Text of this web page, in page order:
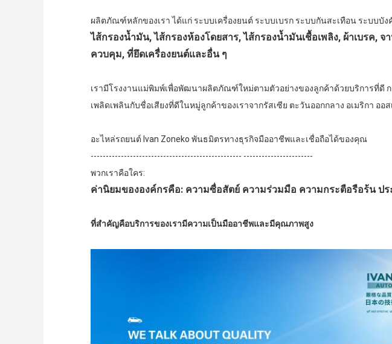
ผลิตภัณฑ์หลักของเรา ได้แก่ ระบบเครื่องยนต์ ระบบเบรก ระบบกันสะเทือน ระบบบั
ไส้กรองน้ำมัน, ไส้กรองห้องโดยสาร, ไส้กรองน้ำมันเชื้อเพลิง, ผ้าเบรค
ควบคุม, ที่ยึดเครื่องยนต์และอื่น ๆ
เรามีโรงงานแม่พิมพ์เพื่อพัฒนาผลิตภัณฑ์ใหม่ตามตัวอย่างของลูกค้าด้วยบริการที่
เพลิดเพลินกับชื่อเสียงที่ดีในหมู่ลูกค้าของเราจากรัสเซีย ตะวันออกกลาง อเมริกา ออ
อะไหล่รถยนต์ Ivan Zoneko พันธมิตรทางธุรกิจมืออาชีพและเชื่อถือได้ของคุณ
-------------------------------------------------- -----------------------
พวกเราคือใคร:
ค่านิยมขององค์กรคือ: ความซื่อสัตย์ ความร่วมมือ ความกระตือรือร้น ป
ที่สำคัญคือบริการของเรามีความเป็นมืออาชีพและมีคุณภาพสูง